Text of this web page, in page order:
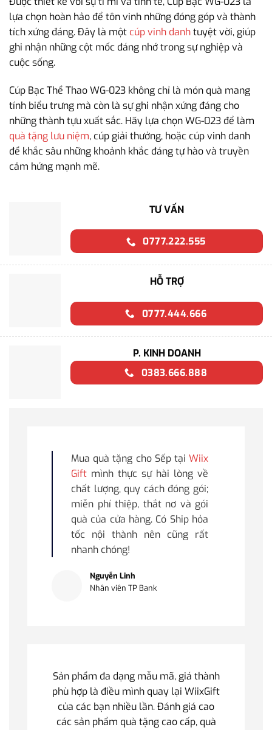
lựa chọn hoàn hảo để tôn vinh những đóng góp và thành
tích xứng đáng. Đây là một cúp vinh danhtuyệt vời, giúp
ghi nhận những cột mốc đáng nhớ trong sự nghiệp và
cuộc sống.
Cúp Bạc Thể Thao WG-023 không chỉ là món quà mang
tính biểu trưng mà còn là sự ghi nhận xứng đáng cho
những thành tựu xuất sắc. Hãy lựa chọn WG-023 để làm
quà tặng lưu niệm, cúp giải thưởng, hoặc cúp vinh danh
để khắc sâu những khoảnh khắc đáng tự hào và truyền
cảm hứng mạnh mẽ.
TƯ VẤN
0777.222.555
HỖ TRỢ
0777.444.666
P. KINH DOANH
0383.666.888
Mua quà tặng cho Sếp tại Wiix
Gift mình thực sự hài lòng về
chất lượng, quy cách đóng gói;
miễn phí thiệp, thắt nơ và gói
quà của cửa hàng. Có Ship hỏa
tốc nội thành nên cũng rất
nhanh chóng!
Nguyễn Linh
Nhân viên TP Bank
Sản phẩm đa dạng mẫu mã, giá thành
phù hợp là điều mình quay lại WiixGift
của các bạn nhiều lần. Đánh giá cao
các sản phẩm quà tặng cao cấp, quà